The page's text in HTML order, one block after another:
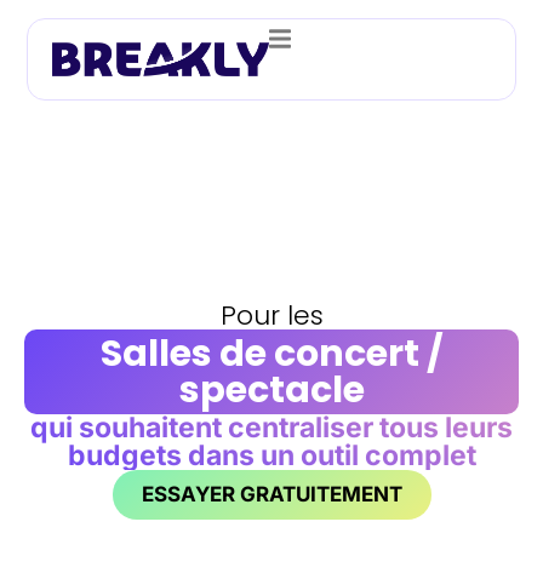
Pour les
Salles de concert /
spectacle
qui souhaitent centraliser tous leurs
budgets dans un outil complet
ESSAYER GRATUITEMENT